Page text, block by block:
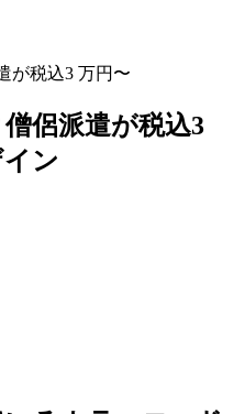
侶派遣が税込3
ン